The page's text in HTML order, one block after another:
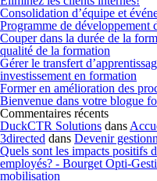
Consolidation d’équipe et
Programme de développement
Couper dans la durée de la
qualité de la formation
Gérer le transfert
investissement en formation
Former en amélioration des
Bienvenue dans votre blogue
Commentaires récents
DuckCTR Solutions dans
3directed dans Devenir
Quels sont les impacts positifs
employés? - Bourget Opti-
mobilisation